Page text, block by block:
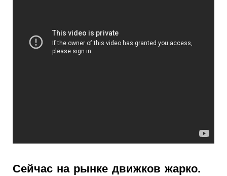
Сейчас на рынке движков жарко.